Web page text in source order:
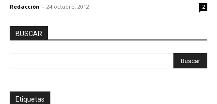
Redacción - 24 octubre, 2012 2
BUSCAR
Etiquetas